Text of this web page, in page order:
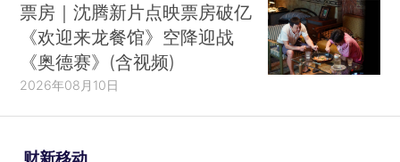
票房｜沈腾新片点映票房破亿
《欢迎来龙餐馆》空降迎战
《奥德赛》(含视频)
2026年08月10日
财新移动